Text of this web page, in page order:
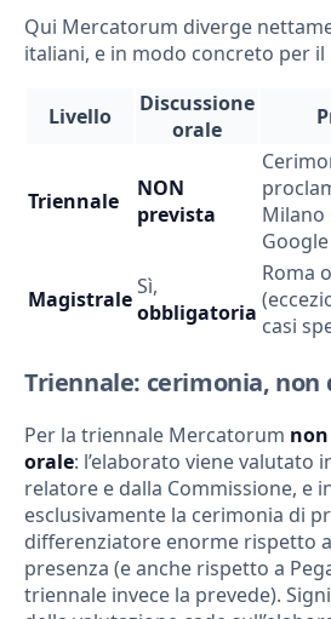
Qui Mercatorum diverge
italiani, e in modo concreto per il
Livello
Discussione
orale
Triennale
NON
prevista
Milano
MagistraleSì,
obbligatoria
Roma
casi
Triennale: cerimonia, non
Per la triennale Mercatorum non
orale: l’elaborato viene valutato
relatore e dalla Commissione, e
esclusivamente la cerimonia di
differenziatore enorme rispetto
presenza (e anche rispetto a
triennale invece la prevede).